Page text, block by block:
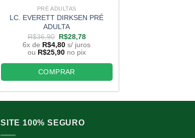
PRÉ ADULTAS
LC. EVERETT DIRKSEN PRÉ
ADULTA
R$36,90 O
preço
original
era:
R$36,90.
R$28,78O
preço
atual
é:
R$28,78.
6x de R$4,80 s/ juros
ou R$25,90 no pix
COMPRAR
SITE 100% SEGURO